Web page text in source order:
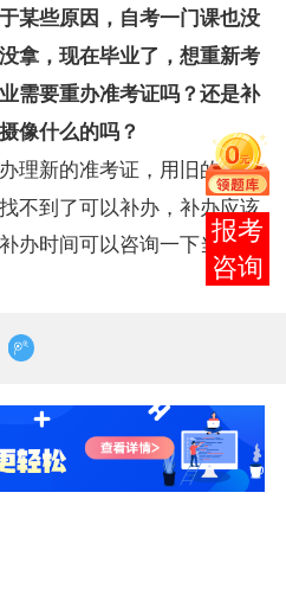
报考
咨询
某些原因，自考一门课也没
拿，现在毕业了，想重新考
需要重办准考证吗？还是补
像什么的吗？
理新的准考证，用旧的准考
不到了可以补办，补办应该
办时间可以咨询一下当地的